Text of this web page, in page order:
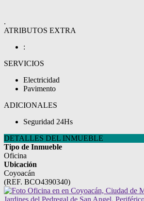
.
ATRIBUTOS EXTRA
:
SERVICIOS
Electricidad
Pavimento
ADICIONALES
Seguridad 24Hs
DETALLES DEL INMUEBLE
Tipo de Inmueble
Oficina
Ubicación
Coyoacán
(REF. BCO4390340)